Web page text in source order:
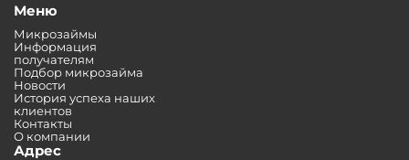
Меню
Микрозаймы
Информация
получателям
Подбор микрозайма
Новости
История успеха наших
клиентов
Контакты
О компании
Адрес